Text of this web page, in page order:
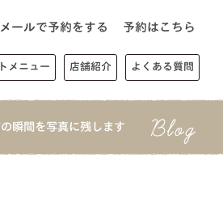
予約はこちら
メニュー 店舗紹介 よくある質問
瞬間を写真に残します